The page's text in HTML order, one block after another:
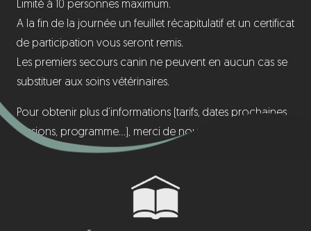
Limité à 10 personnes maximum.
A la fin de la journée un feuillet récapitulatif et un certificat
de participation vous seront remis.
Les premiers secours canin ne peuvent en aucun cas se
substituer aux soins vétérinaires.
Pour obtenir plus d’informations (tarifs, dates prochaines
sessions, programme…), merci de nous contacter.